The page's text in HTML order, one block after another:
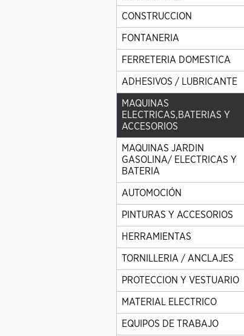
CONSTRUCCION
FONTANERIA
FERRETERIA DOMESTICA
ADHESIVOS / LUBRICANTE
MAQUINAS
ELECTRICAS,BATERIAS Y
ACCESORIOS
MAQUINAS JARDIN
GASOLINA/ ELECTRICAS Y
BATERIA
AUTOMOCIÓN
PINTURAS Y ACCESORIOS
HERRAMIENTAS
TORNILLERIA / ANCLAJES
PROTECCION Y VESTUARIO
MATERIAL ELECTRICO
EQUIPOS DE TRABAJO